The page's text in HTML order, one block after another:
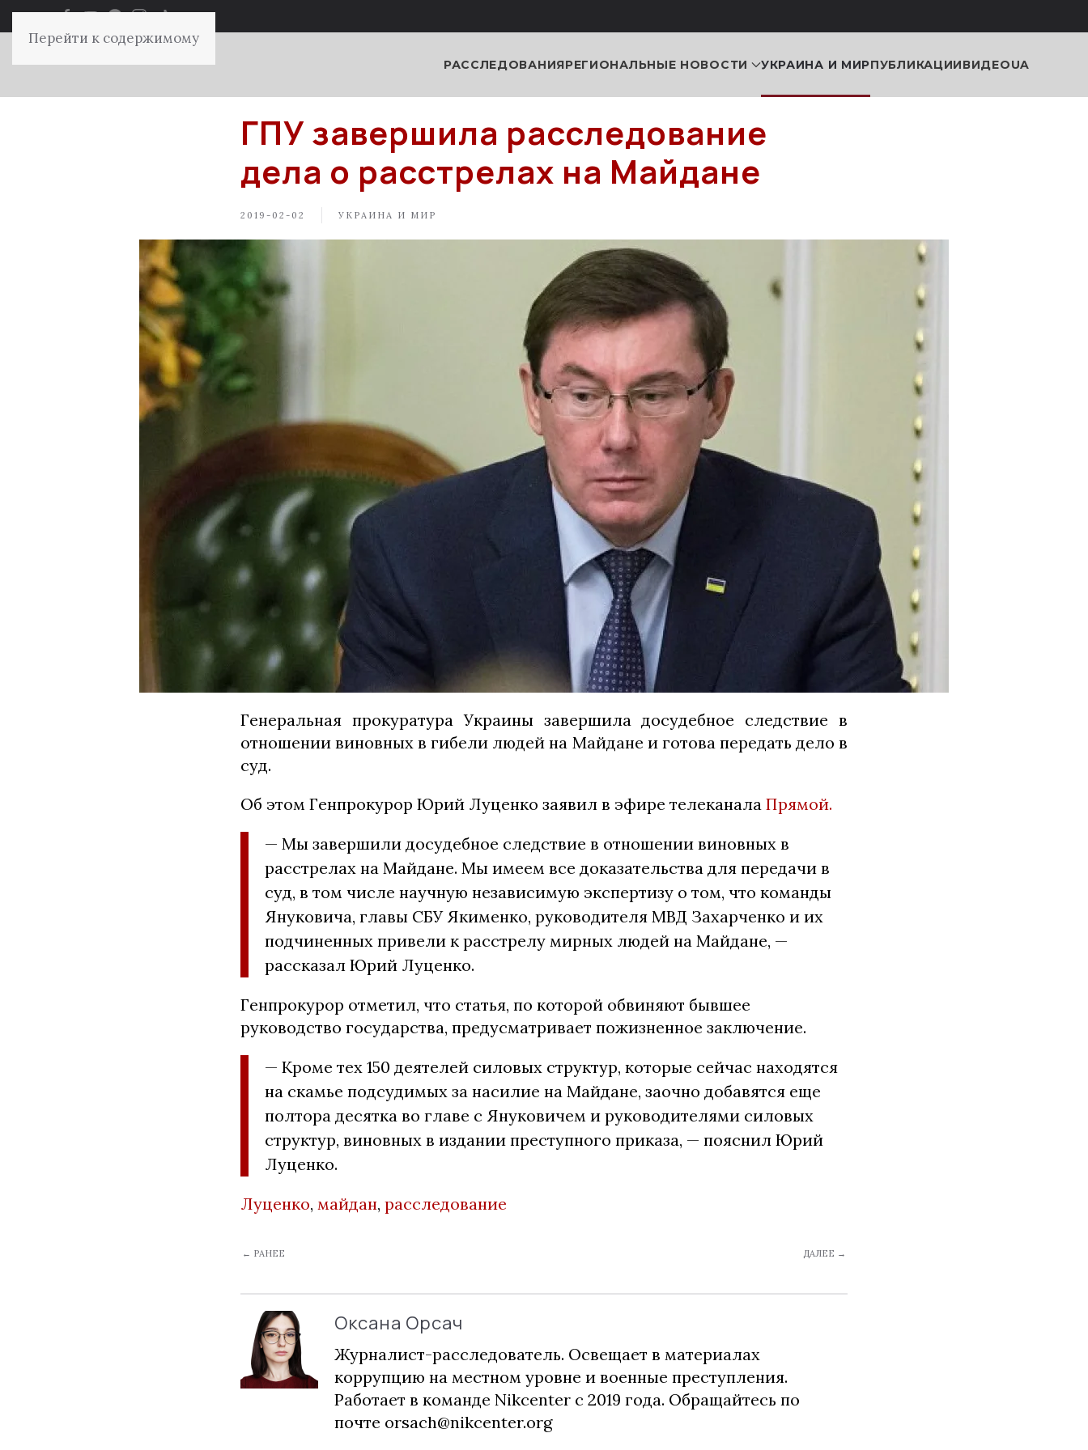
Перейти к содержимому
РАССЛЕДОВАНИЯРЕГИОНАЛЬНЫЕ НОВОСТИ УКРАИНА И МИРПУБЛИКАЦИИВИДЕОUA
ГПУ завершила расследование
дела о расстрелах на Майдане
2019-02-02 УКРАИНА И МИР
Генеральная прокуратура Украины завершила досудебное следствие в
отношении виновных в гибели людей на Майдане и готова передать дело в
суд.
Об этом Генпрокурор Юрий Луценко заявил в эфире телеканала Прямой.
— Мы завершили досудебное следствие в отношении виновных в
расстрелах на Майдане. Мы имеем все доказательства для передачи в
суд, в том числе научную независимую экспертизу о том, что команды
Януковича, главы СБУ Якименко, руководителя МВД Захарченко и их
подчиненных привели к расстрелу мирных людей на Майдане, —
рассказал Юрий Луценко.
Генпрокурор отметил, что статья, по которой обвиняют бывшее
руководство государства, предусматривает пожизненное заключение.
— Кроме тех 150 деятелей силовых структур, которые сейчас находятся
на скамье подсудимых за насилие на Майдане, заочно добавятся еще
полтора десятка во главе с Януковичем и руководителями силовых
структур, виновных в издании преступного приказа, — пояснил Юрий
Луценко.
Луценко, майдан, расследование
← РАНЕЕ ДАЛЕЕ →
Оксана Орсач
Журналист-расследователь. Освещает в материалах
коррупцию на местном уровне и военные преступления.
Работает в команде Nikcenter с 2019 года. Обращайтесь по
почте orsach@nikcenter.org